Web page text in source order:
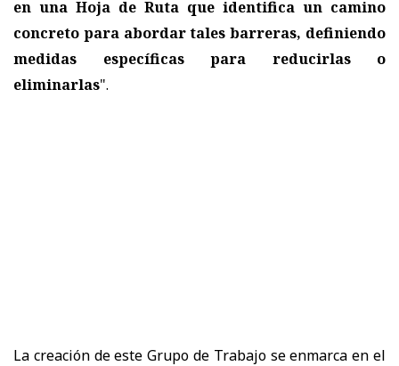
en una Hoja de Ruta que identifica un camino
concreto para abordar tales barreras, definiendo
medidas específicas para reducirlas o
eliminarlas".
La creación de este Grupo de Trabajo se enmarca en el